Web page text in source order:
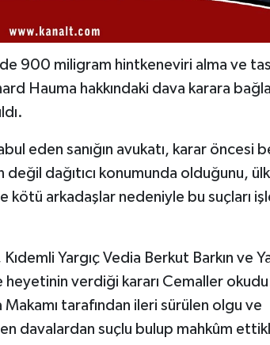
900 miligram hintkeneviri alma ve
Hauma hakkındaki dava karara
eden sanığın avukatı, karar öncesi
değil dağıtıcı konumunda olduğunu,
kötü arkadaşlar nedeniyle bu suçları
Yargıç Vedia Berkut Barkın ve
heyetinin verdiği kararı Cemaller
Makamı tarafından ileri sürülen olgu ve
davalardan suçlu bulup mahkûm